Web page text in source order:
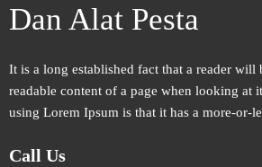
Dan Alat Pesta
It is a long established fact that a reader will
readable content of a page when looking at
using Lorem Ipsum is that it has a more-or-
Call Us